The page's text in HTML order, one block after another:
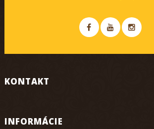
KONTAKT
INFORMÁCIE